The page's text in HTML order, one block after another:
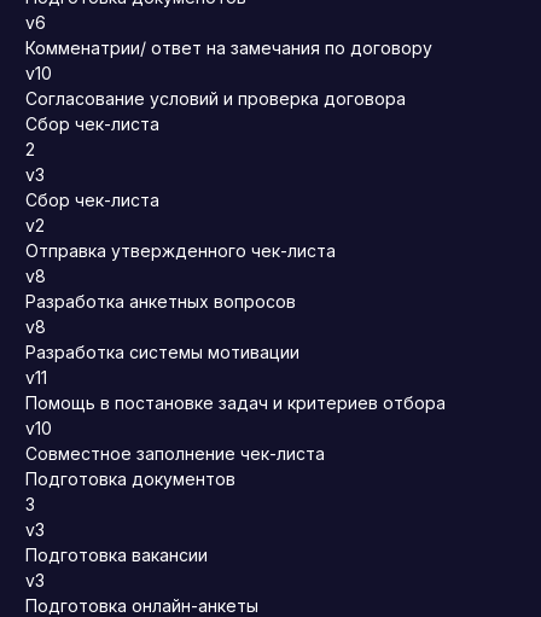
v6
Комменатрии/ ответ на замечания по договору
v10
Согласование условий и проверка договора
Сбор чек-листа
2
v3
Сбор чек-листа
v2
Отправка утвержденного чек-листа
v8
Разработка анкетных вопросов
v8
Разработка системы мотивации
v11
Помощь в постановке задач и критериев отбора
v10
Совместное заполнение чек-листа
Подготовка документов
3
v3
Подготовка вакансии
v3
Подготовка онлайн-анкеты